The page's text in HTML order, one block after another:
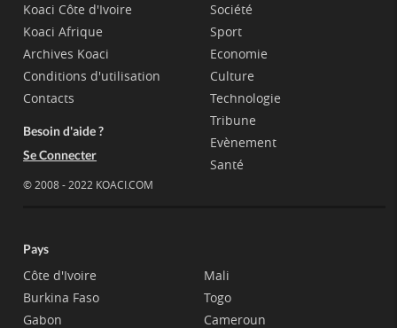
Koaci Côte d'Ivoire
Koaci Afrique
Archives Koaci
Conditions d'utilisation
Contacts
Besoin d'aide ?
Se Connecter
© 2008 - 2022 KOACI.COM
Société
Sport
Economie
Culture
Technologie
Tribune
Evènement
Santé
Pays
Côte d'Ivoire
Burkina Faso
Gabon
Mali
Togo
Cameroun